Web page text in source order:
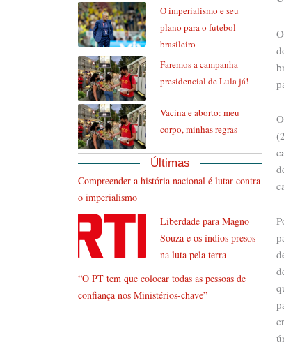
O imperialismo e seu
plano para o futebol
brasileiro
Faremos a campanha
presidencial de Lula já!
Vacina e aborto: meu
corpo, minhas regras
Últimas
Compreender a história nacional é lutar contra
o imperialismo
Liberdade para Magno
Souza e os índios presos
na luta pela terra
“O PT tem que colocar todas as pessoas de
confiança nos Ministérios-chave”